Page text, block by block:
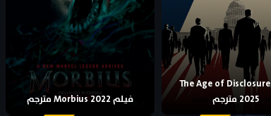
فيلم The Age of Disclosure
2025 مترجم
فيلم Morbius 2022 مترجم